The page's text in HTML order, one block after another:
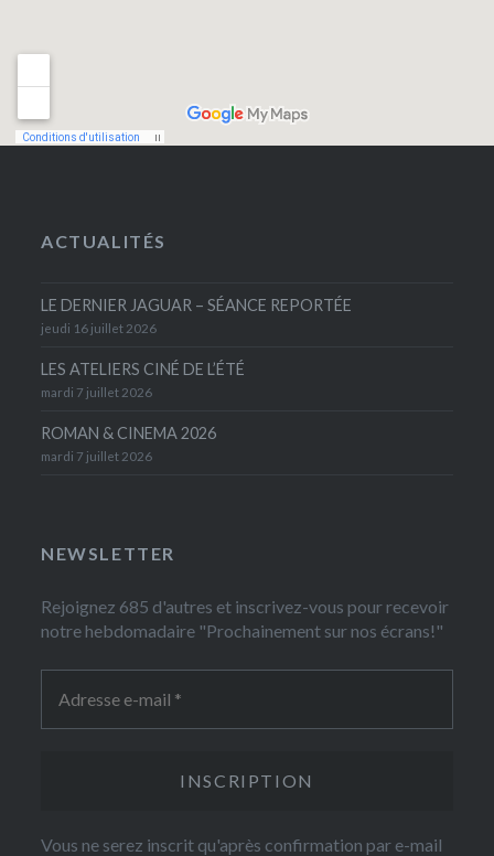
ACTUALITÉS
LE DERNIER JAGUAR – SÉANCE REPORTÉE
jeudi 16 juillet 2026
LES ATELIERS CINÉ DE L’ÉTÉ
mardi 7 juillet 2026
ROMAN & CINEMA 2026
mardi 7 juillet 2026
NEWSLETTER
Rejoignez 685 d'autres et inscrivez-vous pour recevoir
notre hebdomadaire "Prochainement sur nos écrans!"
Vous ne serez inscrit qu'après confirmation par e-mail